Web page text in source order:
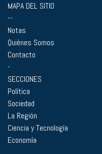
MAPA DEL SITIO
--
Notas
Quiénes Somos
Contacto
-
SECCIONES
Política
Sociedad
La Región
Ciencia y Tecnología
Economía